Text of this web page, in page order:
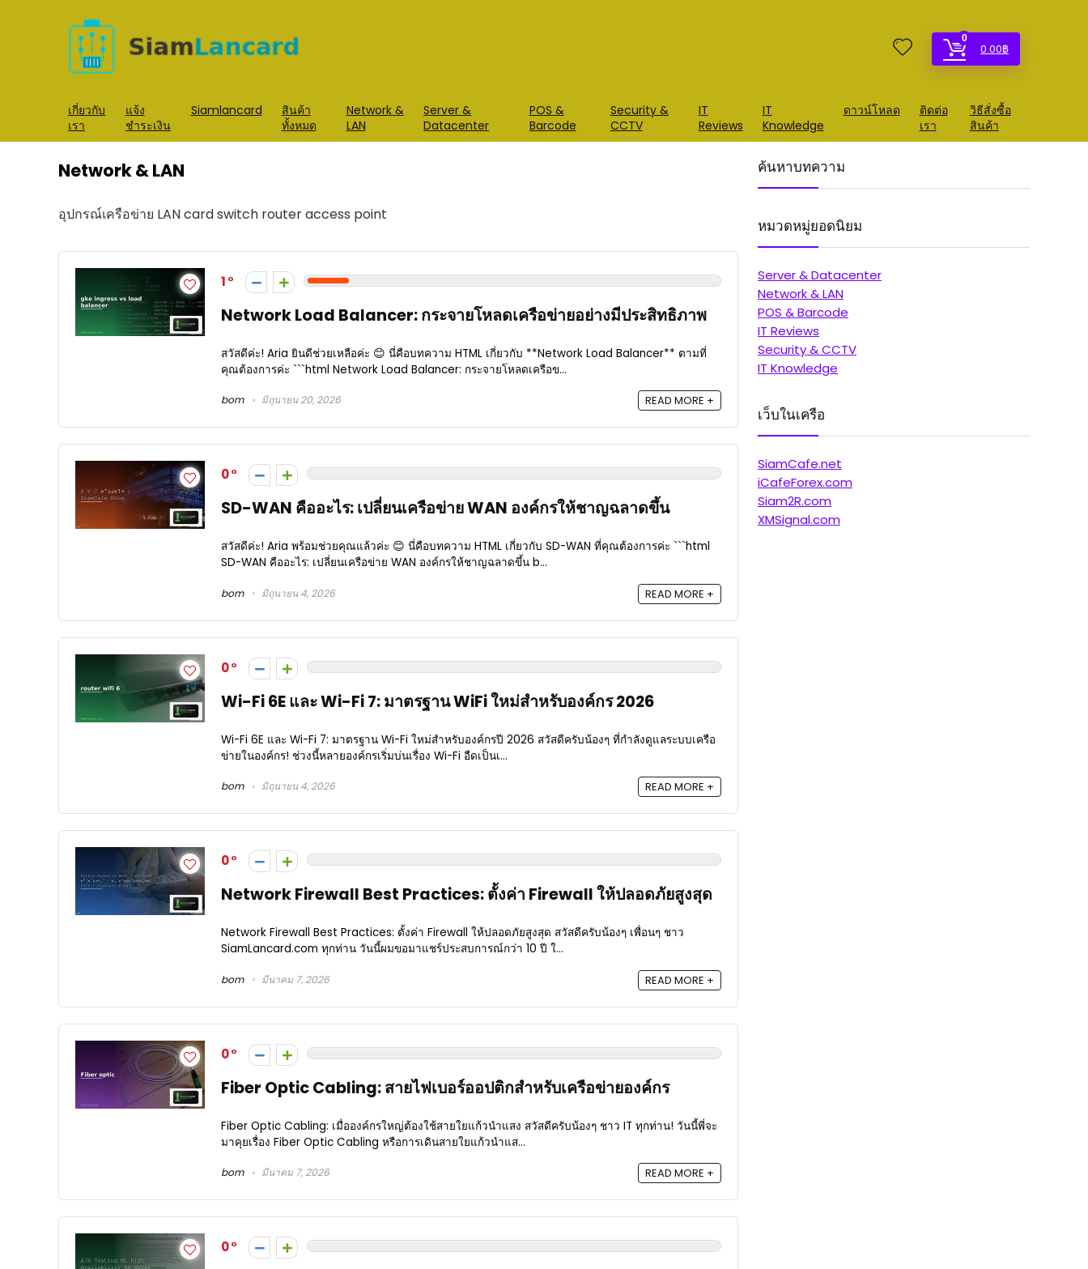
0
0.00฿
เกี่ยวกับ
เรา
แจ้ง
ชำระเงิน
Siamlancard
สินค้า
ทั้งหมด
Network &
LAN
Server &
Datacenter
POS &
Barcode
Security &
CCTV
IT
Reviews
IT
Knowledge
ดาวน์โหลด
ติดต่อ
เรา
วิธีสั่งซื้อ
สินค้า
Network & LAN
อุปกรณ์เครือข่าย LAN card switch router access point
1
Network Load Balancer: กระจายโหลดเครือข่ายอย่างมีประสิทธิภาพ
สวัสดีค่ะ! Aria ยินดีช่วยเหลือค่ะ 😊 นี่คือบทความ HTML เกี่ยวกับ **Network Load Balancer** ตามที่
คุณต้องการค่ะ ```html Network Load Balancer: กระจายโหลดเครือข...
bom มิถุนายน 20, 2026 READ MORE +
0
SD-WAN คืออะไร: เปลี่ยนเครือข่าย WAN องค์กรให้ชาญฉลาดขึ้น
สวัสดีค่ะ! Aria พร้อมช่วยคุณแล้วค่ะ 😊 นี่คือบทความ HTML เกี่ยวกับ SD-WAN ที่คุณต้องการค่ะ ```html
SD-WAN คืออะไร: เปลี่ยนเครือข่าย WAN องค์กรให้ชาญฉลาดขึ้น b...
bom มิถุนายน 4, 2026 READ MORE +
0
Wi-Fi 6E และ Wi-Fi 7: มาตรฐาน WiFi ใหม่สำหรับองค์กร 2026
Wi-Fi 6E และ Wi-Fi 7: มาตรฐาน Wi-Fi ใหม่สำหรับองค์กรปี 2026 สวัสดีครับน้องๆ ที่กำลังดูแลระบบเครือ
ข่ายในองค์กร! ช่วงนี้หลายองค์กรเริ่มบ่นเรื่อง Wi-Fi อืดเป็นเ...
bom มิถุนายน 4, 2026 READ MORE +
0
Network Firewall Best Practices: ตั้งค่า Firewall ให้ปลอดภัยสูงสุด
Network Firewall Best Practices: ตั้งค่า Firewall ให้ปลอดภัยสูงสุด สวัสดีครับน้องๆ เพื่อนๆ ชาว
SiamLancard.com ทุกท่าน วันนี้ผมขอมาแชร์ประสบการณ์กว่า 10 ปี ใ...
bom มีนาคม 7, 2026 READ MORE +
0
Fiber Optic Cabling: สายไฟเบอร์ออปติกสำหรับเครือข่ายองค์กร
Fiber Optic Cabling: เมื่อองค์กรใหญ่ต้องใช้สายใยแก้วนำแสง สวัสดีครับน้องๆ ชาว IT ทุกท่าน! วันนี้พี่จะ
มาคุยเรื่อง Fiber Optic Cabling หรือการเดินสายใยแก้วนำแส...
bom มีนาคม 7, 2026 READ MORE +
0
ค้นหาบทความ
หมวดหมู่ยอดนิยม
Server & Datacenter
Network & LAN
POS & Barcode
IT Reviews
Security & CCTV
IT Knowledge
เว็บในเครือ
SiamCafe.net
iCafeForex.com
Siam2R.com
XMSignal.com